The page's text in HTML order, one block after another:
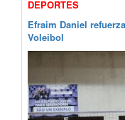
DEPORTES
Efraim Daniel
Voleibol